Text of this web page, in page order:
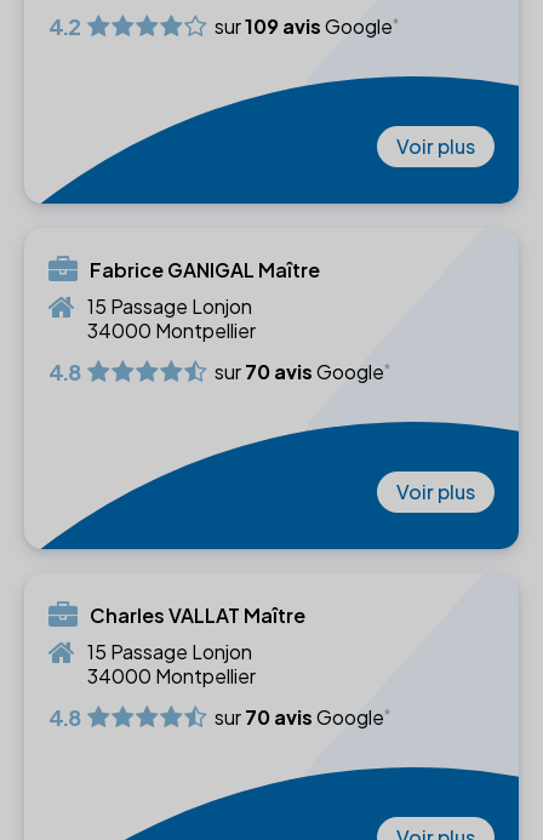
4.2 sur109 avisGoogle
Voir plus
Fabrice GANIGAL Maître
15 Passage Lonjon
34000 Montpellier
4.8 sur70 avisGoogle
Voir plus
Charles VALLAT Maître
15 Passage Lonjon
34000 Montpellier
4.8 sur70 avisGoogle